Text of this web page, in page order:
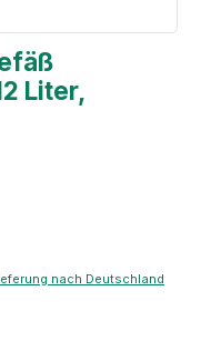
Liter,
nach Deutschland